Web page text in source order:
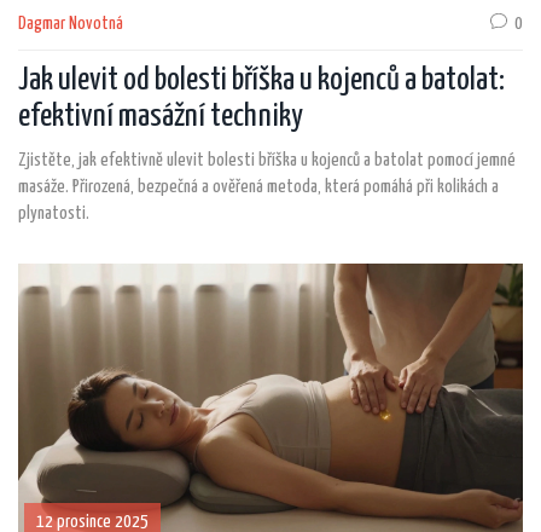
Dagmar Novotná 0
Jak ulevit od bolesti bříška u kojenců a batolat:
efektivní masážní techniky
Zjistěte, jak efektivně ulevit bolesti bříška u kojenců a batolat pomocí jemné
masáže. Přirozená, bezpečná a ověřená metoda, která pomáhá při kolikách a
plynatosti.
12 prosince 2025